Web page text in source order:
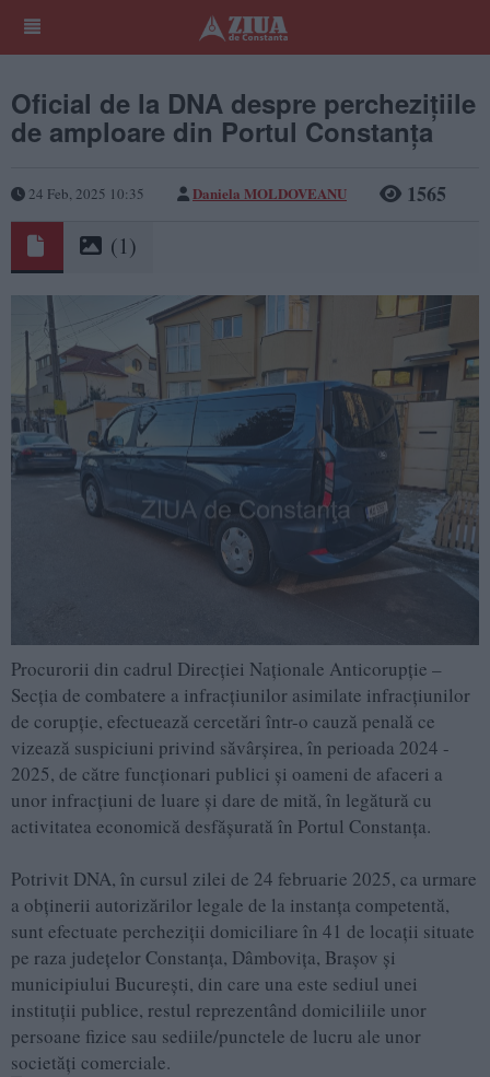
Oficial de la DNA despre perchezițiile
de amploare din Portul Constanța
24 Feb, 2025 10:35 Daniela MOLDOVEANU 1565
(1)
Procurorii din cadrul Direcției Naționale Anticorupție –
Secția de combatere a infracțiunilor asimilate infracțiunilor
de corupție, efectuează cercetări într-o cauză penală ce
vizează suspiciuni privind săvârșirea, în perioada 2024 -
2025, de către funcționari publici și oameni de afaceri a
unor infracțiuni de luare și dare de mită, în legătură cu
activitatea economică desfășurată în Portul Constanța.
Potrivit DNA, în cursul zilei de 24 februarie 2025, ca urmare
a obținerii autorizărilor legale de la instanța competentă,
sunt efectuate percheziții domiciliare în 41 de locații situate
pe raza județelor Constanța, Dâmbovița, Brașov și
municipiului București, din care una este sediul unei
instituții publice, restul reprezentând domiciliile unor
persoane fizice sau sediile/punctele de lucru ale unor
societăți comerciale.